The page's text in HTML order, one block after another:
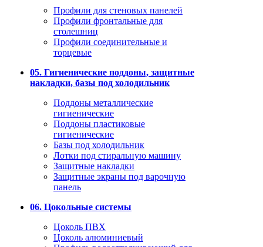
Профили для стеновых панелей
Профили фронтальные для
столешниц
Профили соединительные и
торцевые
05. Гигиенические поддоны, защитные
накладки, базы под холодильник
Поддоны металлические
гигиенические
Поддоны пластиковые
гигиенические
Базы под холодильник
Лотки под стиральную машину
Защитные накладки
Защитные экраны под варочную
панель
06. Цокольные системы
Цоколь ПВХ
Цоколь алюминиевый